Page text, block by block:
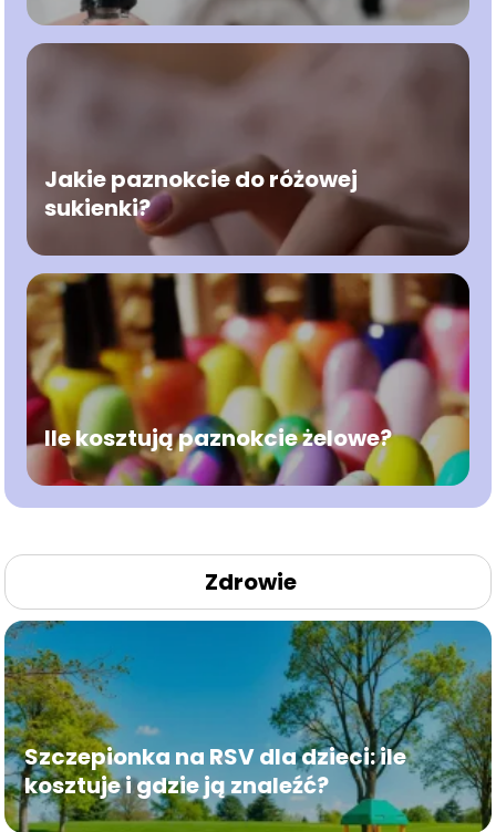
Jakie paznokcie do różowej
sukienki?
Ile kosztują paznokcie żelowe?
Zdrowie
Szczepionka na RSV dla dzieci: ile
kosztuje i gdzie ją znaleźć?